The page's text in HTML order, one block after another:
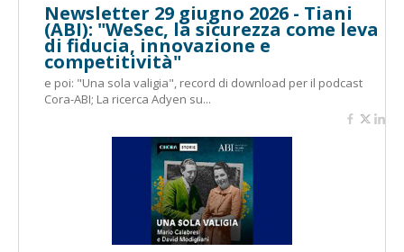
Newsletter 29 giugno 2026 - Tiani
(ABI): "WeSec, la sicurezza come leva
di fiducia, innovazione e
competitività"
e poi: "Una sola valigia", record di download per il podcast
Cora-ABI; La ricerca Adyen su...